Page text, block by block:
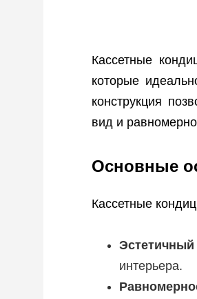
Кассетные
которые
конструкция
вид и
Основные
Кассетные
Эстетичный
интерьера.